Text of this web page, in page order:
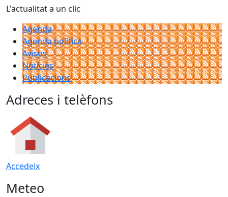
L'actualitat a un clic
Agenda
Agenda política
Avisos
Notícies
Publicacions
Adreces i telèfons
Accedeix
Meteo